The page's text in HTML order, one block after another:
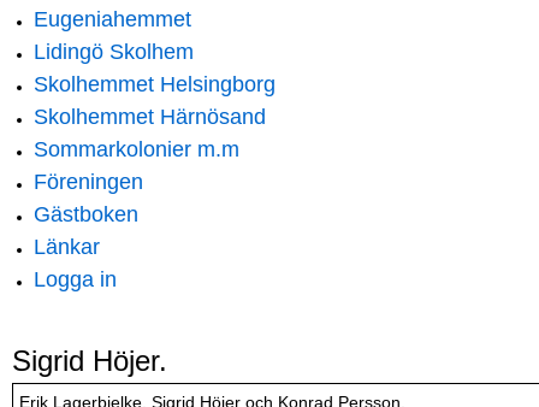
Eugeniahemmet
Lidingö Skolhem
Skolhemmet Helsingborg
Skolhemmet Härnösand
Sommarkolonier m.m
Föreningen
Gästboken
Länkar
Logga in
Sigrid Höjer.
Erik Lagerbjelke, Sigrid Höjer och Konrad Persson.